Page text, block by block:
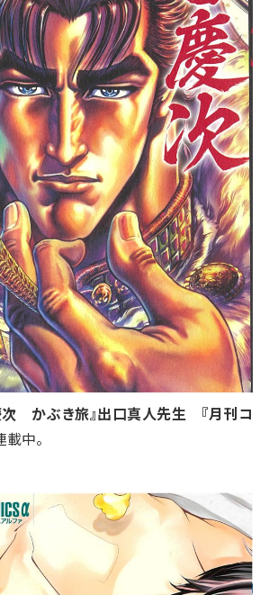
次 かぶき旅』出口真人先生 『月刊コ
載中。